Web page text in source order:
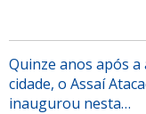
Quinze anos após
cidade, o Assaí
inaugurou nesta…